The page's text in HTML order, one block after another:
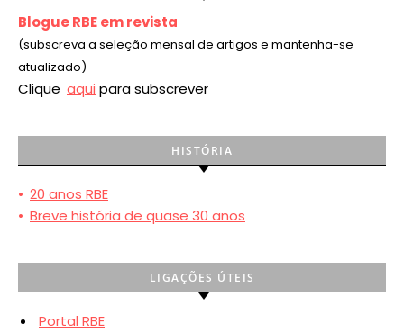
Blogue RBE em revista
(subscreva a seleção mensal de artigos e mantenha-se
atualizado)
Clique aqui para subscrever
HISTÓRIA
• 20 anos RBE
• Breve história de quase 30 anos
LIGAÇÕES ÚTEIS
Portal RBE